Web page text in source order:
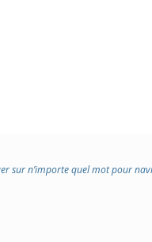
sur n’importe quel mot pour